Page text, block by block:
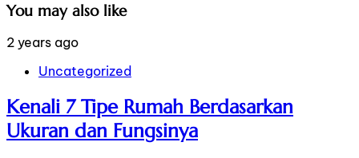
You may also like
2 years ago
Uncategorized
Kenali 7 Tipe Rumah Berdasarkan
Ukuran dan Fungsinya